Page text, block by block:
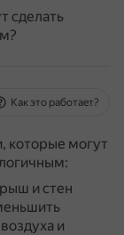
сделать
Как это работает?
которые могут
и стен
и